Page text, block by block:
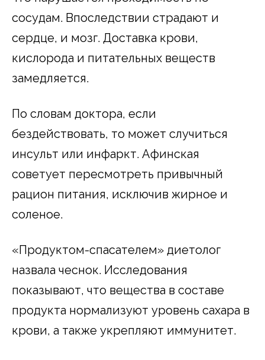
сосудам. Впоследствии страдают и
сердце, и мозг. Доставка крови,
кислорода и питательных веществ
замедляется.
По словам доктора, если
бездействовать, то может случиться
инсульт или инфаркт. Афинская
советует пересмотреть привычный
рацион питания, исключив жирное и
соленое.
«Продуктом-спасателем» диетолог
назвала чеснок. Исследования
показывают, что вещества в составе
продукта нормализуют уровень сахара в
крови, а также укрепляют иммунитет.